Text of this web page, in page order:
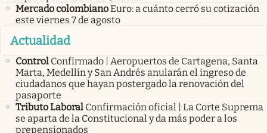
Mercado colombianoEuro: a cuánto cerró su cotización
este viernes 7 de agosto
Actualidad
Control Confirmado | Aeropuertos de Cartagena, Santa
Marta, Medellín y San Andrés anularán el ingreso de
ciudadanos que hayan postergado la renovación del
pasaporte
Tributo Laboral Confirmación oficial | La Corte Suprema
se aparta de la Constitucional y da más poder a los
prepensionados